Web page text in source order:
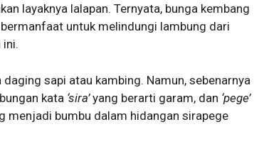
layaknya lalapan. Ternyata, bunga kembang
untuk melindungi lambung dari
ini.
sapi atau kambing. Namun, sebenarnya
kata ‘sira’yang berarti garam, dan ‘pege’
menjadi bumbu dalam hidangan sirapege